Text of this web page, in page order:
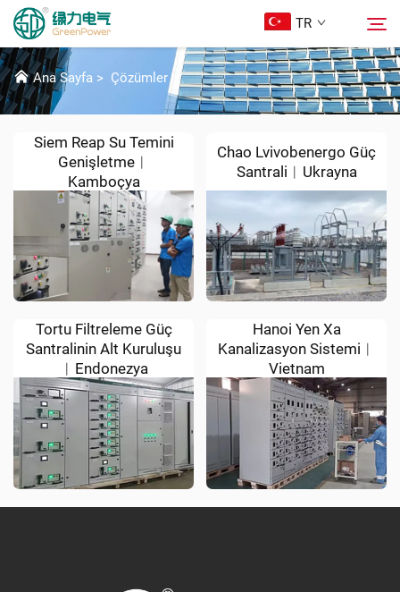
TR
Ürünler
Haberler
Hakkımızda
Çözümler
İndir
Bize Ulaşın
ÇÖZÜMLER
Ana Sayfa > Çözümler
Siem Reap Su Temini
Genişletme︱
Kamboçya
Chao Lvivobenergo Güç
Santrali︱Ukrayna
Tortu Filtreleme Güç
Santralinin Alt Kuruluşu
︱Endonezya
Hanoi Yen Xa
Kanalizasyon Sistemi︱
Vietnam